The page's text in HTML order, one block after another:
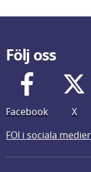
Följ oss
Facebook X
FOI i sociala medier